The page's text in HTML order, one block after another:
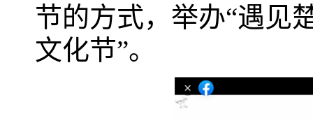
节的方式，举办“遇见
文化节”。